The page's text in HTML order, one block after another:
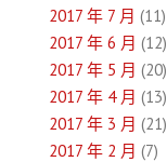
2017 年 7 月 (11)
2017 年 6 月 (12)
2017 年 5 月 (20)
2017 年 4 月 (13)
2017 年 3 月 (21)
2017 年 2 月 (7)